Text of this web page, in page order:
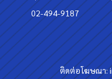
02-494-9187
ติดต่อโฆษณา: